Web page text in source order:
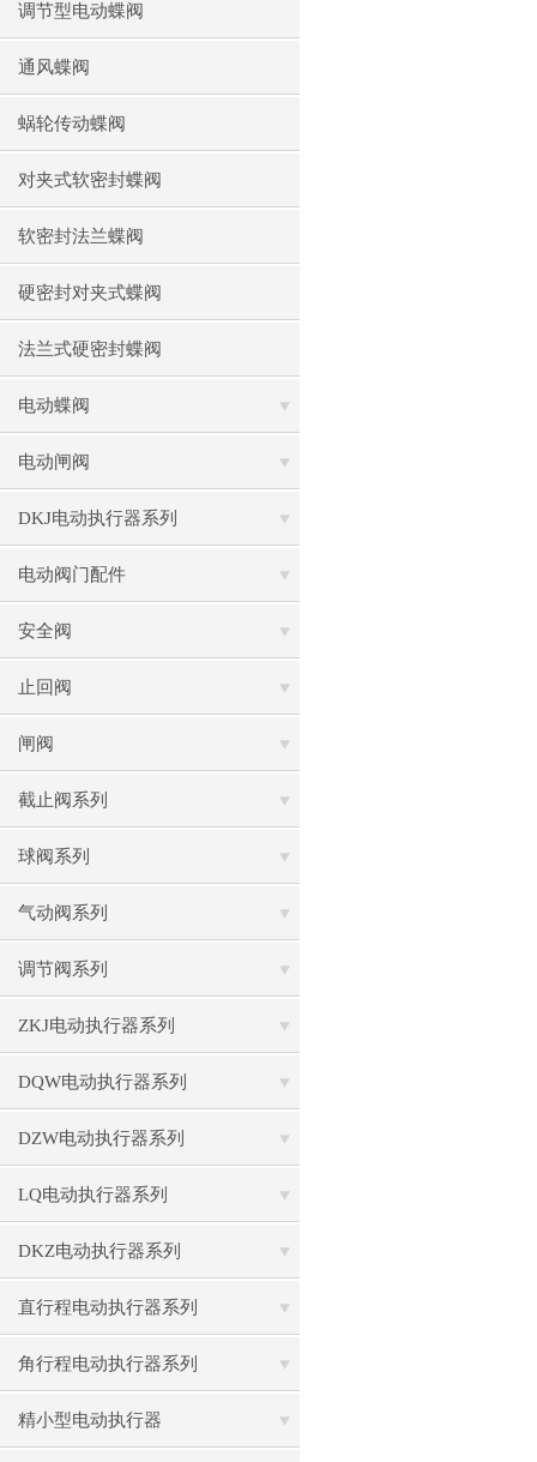
调节型电动蝶阀
通风蝶阀
蜗轮传动蝶阀
对夹式软密封蝶阀
软密封法兰蝶阀
硬密封对夹式蝶阀
法兰式硬密封蝶阀
电动蝶阀
电动闸阀
DKJ电动执行器系列
电动阀门配件
安全阀
止回阀
闸阀
截止阀系列
球阀系列
气动阀系列
调节阀系列
ZKJ电动执行器系列
DQW电动执行器系列
DZW电动执行器系列
LQ电动执行器系列
DKZ电动执行器系列
直行程电动执行器系列
角行程电动执行器系列
精小型电动执行器